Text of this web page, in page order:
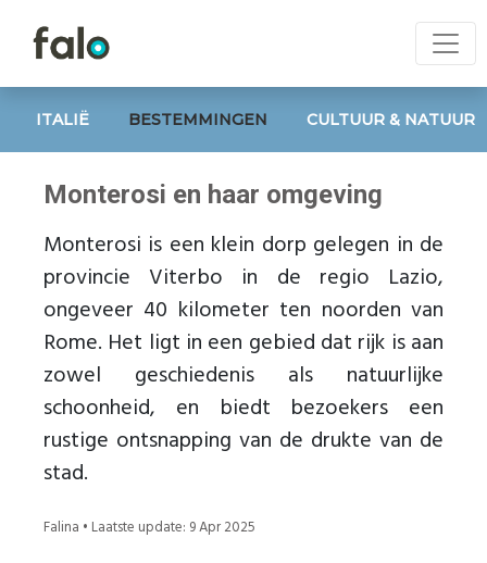
ITALIË BESTEMMINGEN CULTUUR & NATUUR
Monterosi en haar omgeving
Monterosi is een klein dorp gelegen in de
provincie Viterbo in de regio Lazio,
ongeveer 40 kilometer ten noorden van
Rome. Het ligt in een gebied dat rijk is aan
zowel geschiedenis als natuurlijke
schoonheid, en biedt bezoekers een
rustige ontsnapping van de drukte van de
stad.
Falina • Laatste update: 9 Apr 2025